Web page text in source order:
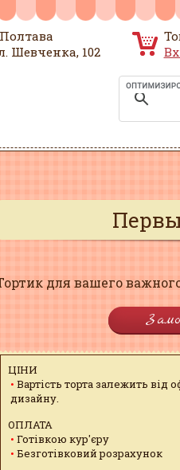
Шевченка, 102
для вашего
ЦІНИ
Вартість торта залежить від
дизайну.
ОПЛАТА
Готівкою кур'єру
Безготівковий розрахунок